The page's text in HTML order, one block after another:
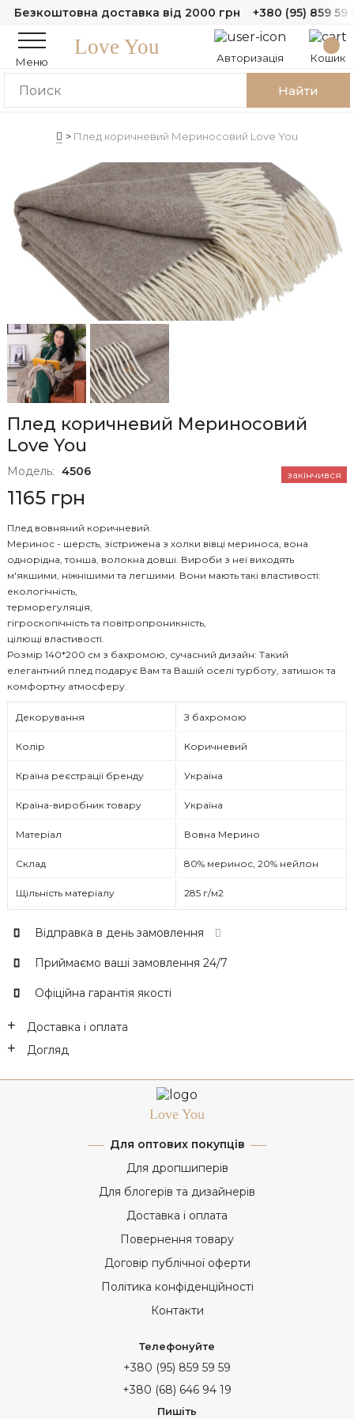
Безкоштовна доставка від 2000 грн +380 (95) 859 59
Меню
Love You Авторизація Кошик
Найти
Плед коричневий Мериносовий Love You
Плед коричневий Мериносовий
Love You
Модель: 4506 закінчився
1165 грн
Декорування З бахромою
Колір Коричневий
Країна реєстрації бренду Україна
Країна-виробник товару Україна
Матеріал Вовна Мерино
Склад 80% меринос, 20% нейлон
Щільність матеріалу 285 г/м2
Відправка в день замовлення
Приймаємо ваші замовлення 24/7
Офіційна гарантія якості
Доставка і оплата
Догляд
Плед вовняний коричневий.
Меринос - шерсть, зістрижена з холки вівці мериноса, вона
однорідна, тонша, волокна довші. Вироби з неї виходять
м'якшими, ніжнішими та легшими. Вони мають такі властивості:
екологічність,
терморегуляція,
гігроскопічність та повітропроникність,
цілющі властивості.
Розмір 140*200 см з бахромою, сучасний дизайн: Такий
елегантний плед подарує Вам та Вашій оселі турботу, затишок та
комфортну атмосферу.
Love You
Для оптових покупців
Для дропшиперів
Для блогерів та дизайнерів
Доставка і оплата
Повернення товару
Договір публічної оферти
Політика конфіденційності
Контакти
Телефонуйте
+380 (95) 859 59 59
+380 (68) 646 94 19
Пишіть